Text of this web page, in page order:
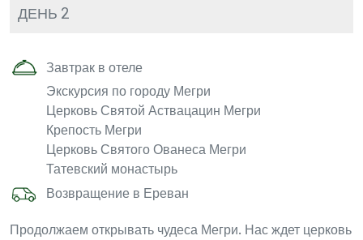
ДЕНЬ 2
Завтрак в отеле
Экскурсия по городу Мегри
Церковь Святой Аствацацин Мегри
Крепость Мегри
Церковь Святого Ованеса Мегри
Татевский монастырь
Возвращение в Ереван
Продолжаем открывать чудеса Мегри. Нас ждет церковь